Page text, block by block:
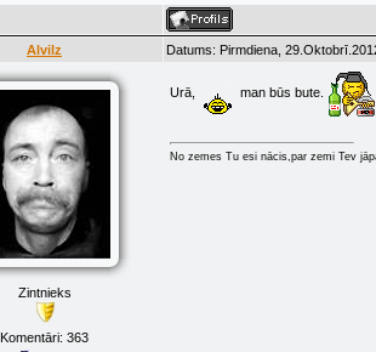
Alvilz Datums: Pirmdiena,
Zintnieks
Komentāri: 363
Urā, man būs bute.
No zemes Tu esi nācis,par zemi Tev